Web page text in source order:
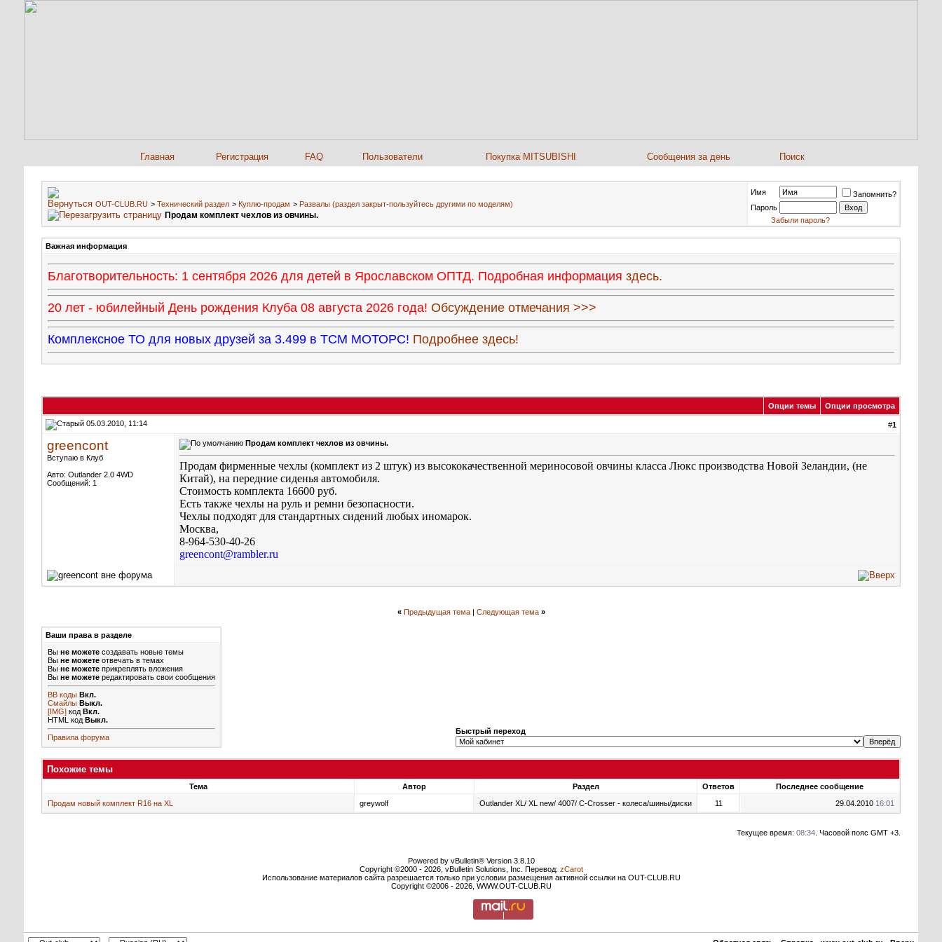
Главная Регистрация FAQ Пользователи Покупка MITSUBISHI Сообщения за день Поиск
OUT-CLUB.RU > Технический раздел > Куплю-продам > Развалы (раздел закрыт-пользуйтесь другими по моделям)
Продам комплект чехлов из овчины.
Имя
Запомнить?
Пароль
Забыли пароль?
Важная информация
Благотворительность: 1 сентября 2026 для детей в Ярославском ОПТД. Подробная информация здесь.
20 лет - юбилейный День рождения Клуба 08 августа 2026 года! Обсуждение отмечания >>>
Комплексное ТО для новых друзей за 3.499 в ТСМ МОТОРС! Подробнее здесь!
Опции темы Опции просмотра
05.03.2010, 11:14 #1
greencont
Вступаю в Клуб
Авто: Outlander 2.0 4WD
Сообщений: 1
Продам комплект чехлов из овчины.
Продам фирменные чехлы (комплект из 2 штук) из высококачественной мериносовой овчины класса Люкс производства Новой Зеландии, (не
Китай), на передние сиденья автомобиля.
Стоимость комплекта 16600 руб.
Есть также чехлы на руль и ремни безопасности.
Чехлы подходят для стандартных сидений любых иномарок.
Москва,
8-964-530-40-26
greencont@rambler.ru
« Предыдущая тема| Следующая тема »
Ваши права в разделе
Вы не можете создавать новые темы
Вы не можете отвечать в темах
Вы не можете прикреплять вложения
Вы не можете редактировать свои сообщения
BB коды Вкл.
Смайлы Выкл.
[IMG] код Вкл.
HTML код Выкл.
Правила форума
Быстрый переход
Похожие темы
Тема Автор Раздел Ответов
Последнее сообщение
Продам новый комплект R16 на XL
greywolf Outlander XL/ XL new/ 4007/ C-Сrosser - колеса/шины/диски 11 29.04.2010 16:01
Текущее время: 08:34 . Часовой пояс GMT +3.
Powered by vBulletin® Version 3.8.10
Copyright ©2000 - 2026, vBulletin Solutions, Inc. Перевод: zCarot
Использование материалов сайта разрешается только при условии размещения активной ссылки на OUT-CLUB.RU
Copyright ©2006 - 2026, WWW.OUT-CLUB.RU